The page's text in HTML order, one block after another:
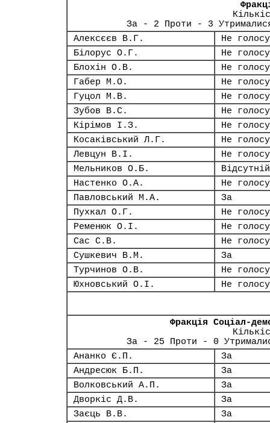
За - 2 Проти - 3
Алексєєв В.Г.
Не
Білорус О.Г.
Не
Блохін О.В.
Не
Габер М.О.
Не
Гуцол М.В.
Не
Зубов В.С.
Не
Кірімов І.З.
Не
Косаківський Л.Г.
Не
Левцун В.І.
Не
Мельников О.Б.
Відсутній
Настенко О.А.
Не
Павловський М.А.
За
Пухкал О.Г.
Не
Ременюк О.І.
Не
Сас С.В.
Не
Сушкевич В.М.
За
Турчинов О.В.
Не
Юхновський О.І.
Не
Фракція Соціал-
За - 25 Проти - 0
Ананко Є.П.
За
Андресюк Б.П.
За
Волковський А.П.
За
Дворкіс Д.В.
За
Заєць В.В.
За